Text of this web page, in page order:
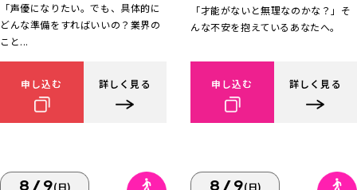
「声優になりたい。でも、具体的に
どんな準備をすればいいの？業界の
こと...
申し込む 詳しく見る
「才能がないと無理なのかな？」そ
んな不安を抱えているあなたへ。
申し込む 詳しく見る
8/9(日) 8/9(日)